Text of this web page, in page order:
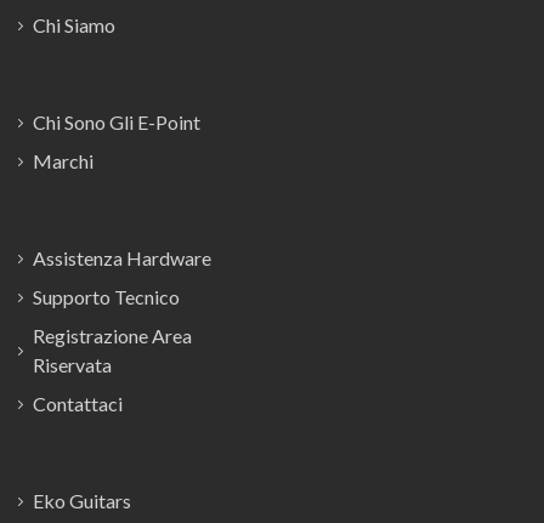
Chi Siamo
Chi Sono Gli E-Point
Marchi
Assistenza Hardware
Supporto Tecnico
Registrazione Area
Riservata
Contattaci
Eko Guitars